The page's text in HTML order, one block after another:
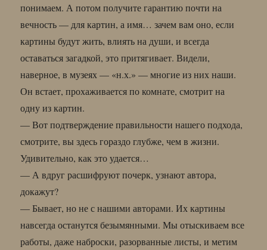
понимаем. А потом получите гарантию почти на
вечность — для картин, а имя… зачем вам оно, если
картины будут жить, влиять на души, и всегда
оставаться загадкой, это притягивает. Видели,
наверное, в музеях — «н.х.» — многие из них наши.
Он встает, прохаживается по комнате, смотрит на
одну из картин.
— Вот подтверждение правильности нашего подхода,
смотрите, вы здесь гораздо глубже, чем в жизни.
Удивительно, как это удается…
— А вдруг расшифруют почерк, узнают автора,
докажут?
— Бывает, но не с нашими авторами. Их картины
навсегда останутся безымянными. Мы отыскиваем все
работы, даже наброски, разорванные листы, и метим